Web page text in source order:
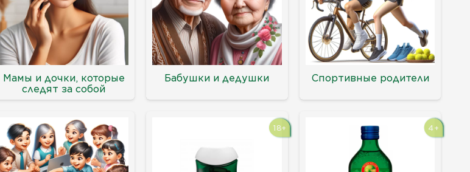
Мамы и дочки, которые
следят за собой
Бабушки и дедушки Спортивные родители
18+ 4+